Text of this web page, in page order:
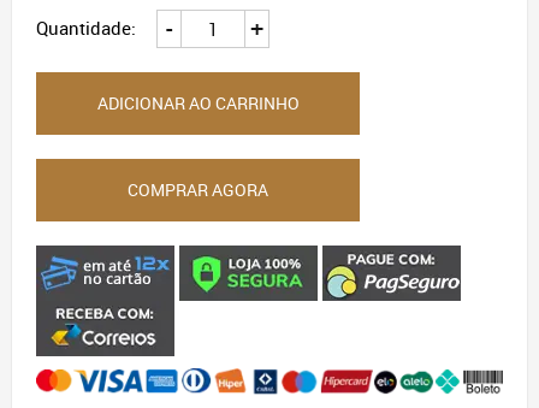
O
caminho
Quantidade: - +
ADICIONAR AO CARRINHO
COMPRAR AGORA